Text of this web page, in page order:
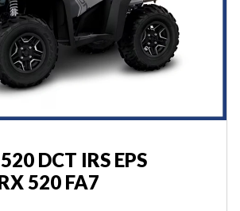
DCT IRS EPS
520 FA7